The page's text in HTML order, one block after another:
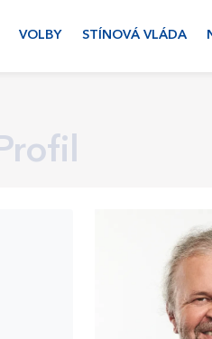
VOLBY STÍNOVÁ VLÁDA